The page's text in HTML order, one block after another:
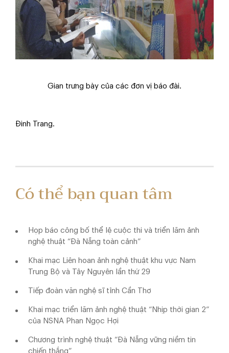
Gian trưng bày của các đơn vị báo đài.
Đinh Trang.
Có thể bạn quan tâm
Họp báo công bố thể lệ cuộc thi và triển lãm ảnh
nghệ thuật “Đà Nẵng toàn cảnh”
Khai mạc Liên hoan ảnh nghệ thuật khu vực Nam
Trung Bộ và Tây Nguyên lần thứ 29
Tiếp đoàn văn nghệ sĩ tỉnh Cần Thơ
Khai mạc triển lãm ảnh nghệ thuật “Nhịp thời gian 2”
của NSNA Phan Ngọc Hợi
Chương trình nghệ thuật “Đà Nẵng vững niềm tin
chiến thắng”